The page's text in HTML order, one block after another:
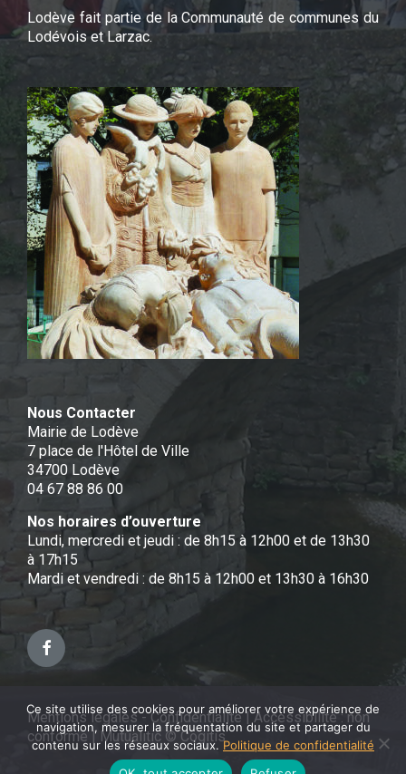
Lodève fait partie de la Communauté de communes du
Lodévois et Larzac.
Nous Contacter
Mairie de Lodève
7 place de l'Hôtel de Ville
34700 Lodève
04 67 88 86 00
Nos horaires d’ouverture
Lundi, mercredi et jeudi : de 8h15 à 12h00 et de 13h30
à 17h15
Mardi et vendredi : de 8h15 à 12h00 et 13h30 à 16h30
Facebook
Mentions légales - Confidentialité|Accessibilité : non
conforme| Mutualitic © Cogitis
Ce site utilise des cookies pour améliorer votre expérience de
navigation, mesurer la fréquentation du site et partager du
contenu sur les réseaux sociaux.Politique de confidentialité